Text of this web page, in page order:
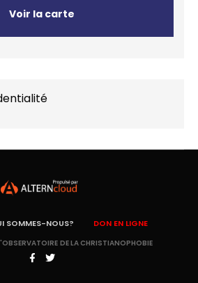
Voir la carte
SOMMES-NOUS? DON EN LIGNE
DE LA CHRISTIANOPHOBIE